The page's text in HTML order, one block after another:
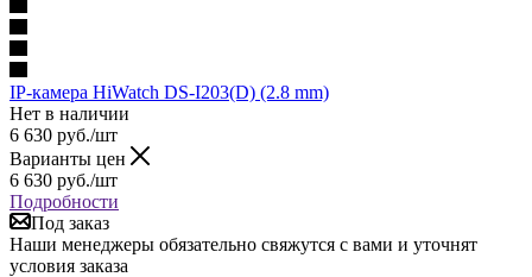
IP-камера HiWatch DS-I203(D) (2.8 mm)
Нет в наличии
6 630 руб./шт
Варианты цен
6 630 руб./шт
Подробности
Под заказ
Наши менеджеры обязательно свяжутся с вами и уточнят
условия заказа